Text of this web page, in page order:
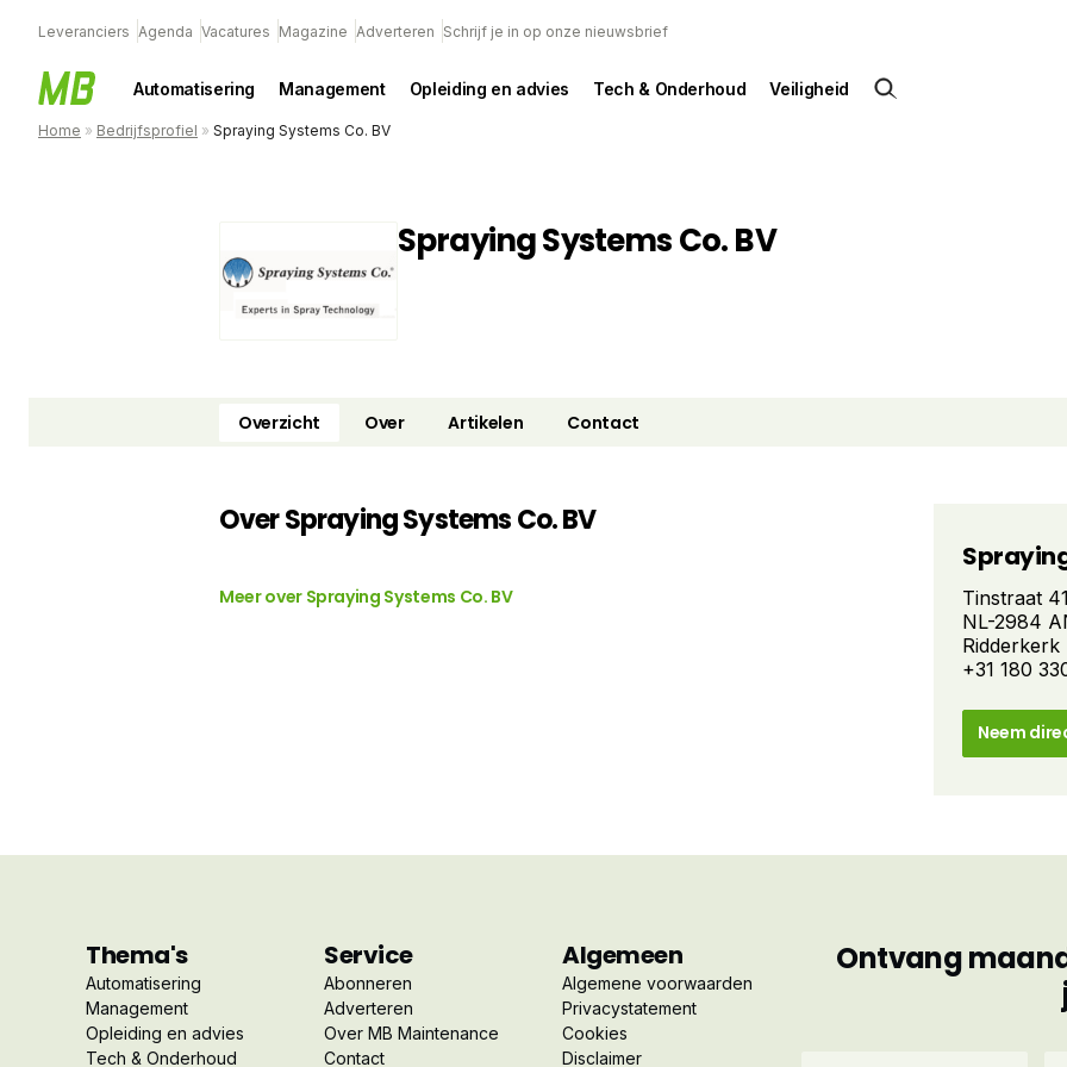
Leveranciers Agenda Vacatures Magazine Adverteren Schrijf je in op onze nieuwsbrief
Automatisering Management Opleiding en advies Tech & Onderhoud Veiligheid
Home » Bedrijfsprofiel » Spraying Systems Co. BV
Spraying Systems Co. BV
Overzicht Over Artikelen Contact
Over Spraying Systems Co. BV
Meer over Spraying Systems Co. BV
Tinstraat 41
NL-2984
Ridderkerk
+31 180
Neem
Thema's
Automatisering
Management
Opleiding en advies
Tech & Onderhoud
Service
Abonneren
Adverteren
Over MB Maintenance
Contact
Algemeen
Algemene voorwaarden
Privacystatement
Cookies
Disclaimer
Ontvang